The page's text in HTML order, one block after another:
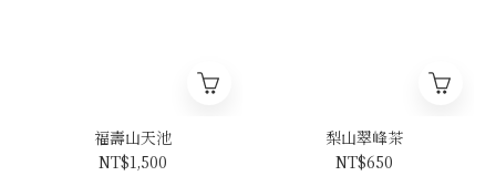
福壽山天池
NT$1,500
梨山翠峰茶
NT$650